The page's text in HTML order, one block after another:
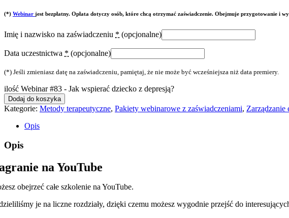
(*) Webinar jest bezpłatny. Opłata dotyczy osób, które chcą otrzymać zaświadczenie. Obejmuje przygotowanie i
Imię i nazwisko na zaświadczeniu * (opcjonalne)
Data uczestnictwa * (opcjonalne)
(*) Jeśli zmieniasz datę na zaświadczeniu, pamiętaj, że nie może być wcześniejsza niż data premiery.
ilość Webinar #83 - Jak wspierać dziecko z depresją?
Dodaj do koszyka
Kategorie: Metody terapeutyczne, Pakiety webinarowe z zaświadczeniami, Zarządzanie
Opis
Opis
na YouTube
obejrzeć całe szkolenie na YouTube.
je na liczne rozdziały, dzięki czemu możesz wygodnie przejść do